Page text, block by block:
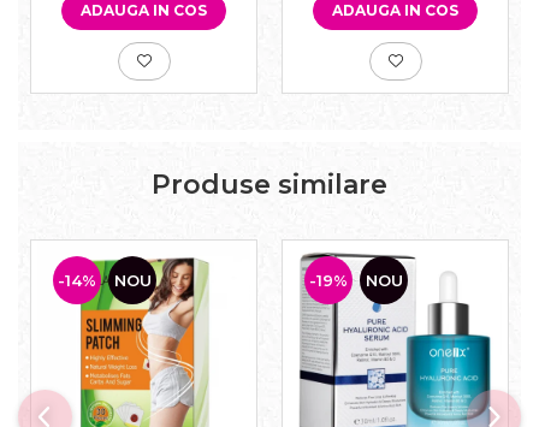
ADAUGA IN COS ADAUGA IN COS
Produse similare
-14% NOU -19% NOU